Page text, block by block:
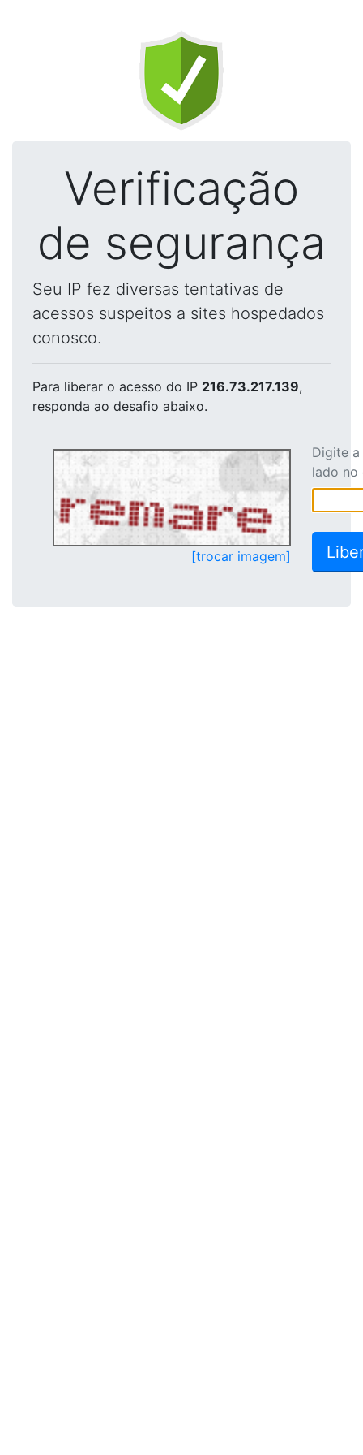
Verificação
de segurança
Seu IP fez diversas tentativas de
acessos suspeitos a sites hospedados
conosco.
Para liberar o acesso do IP 216.73.217.139,
responda ao desafio abaixo.
[trocar imagem]
Digite
lado no